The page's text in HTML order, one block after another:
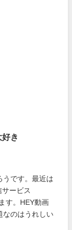
き
うです。最近は
ービス
す。HEY動画
なのはうれしい